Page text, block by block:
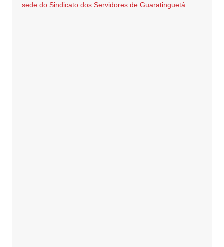
sede do Sindicato dos Servidores de Guaratinguetá